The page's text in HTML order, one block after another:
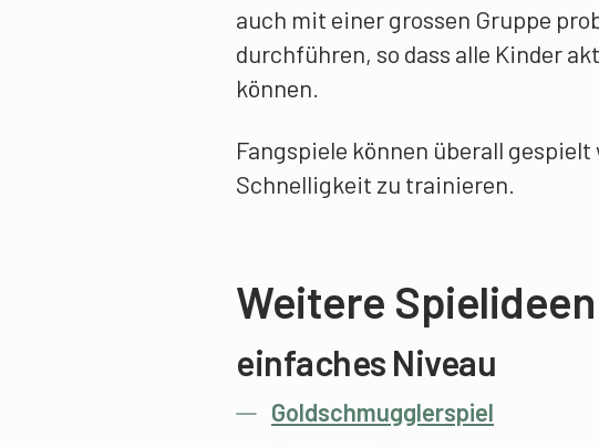
auch mit einer grossen Gruppe
durchführen, so dass alle Kinder
können.
Fangspiele können überall
Schnelligkeit zu trainieren.
Weitere Spielideen
einfaches Niveau
Goldschmugglerspiel